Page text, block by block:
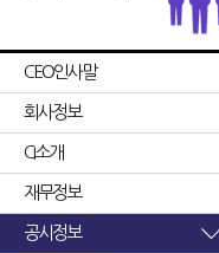
CEO인사말
회사정보
CI소개
재무정보
공시정보